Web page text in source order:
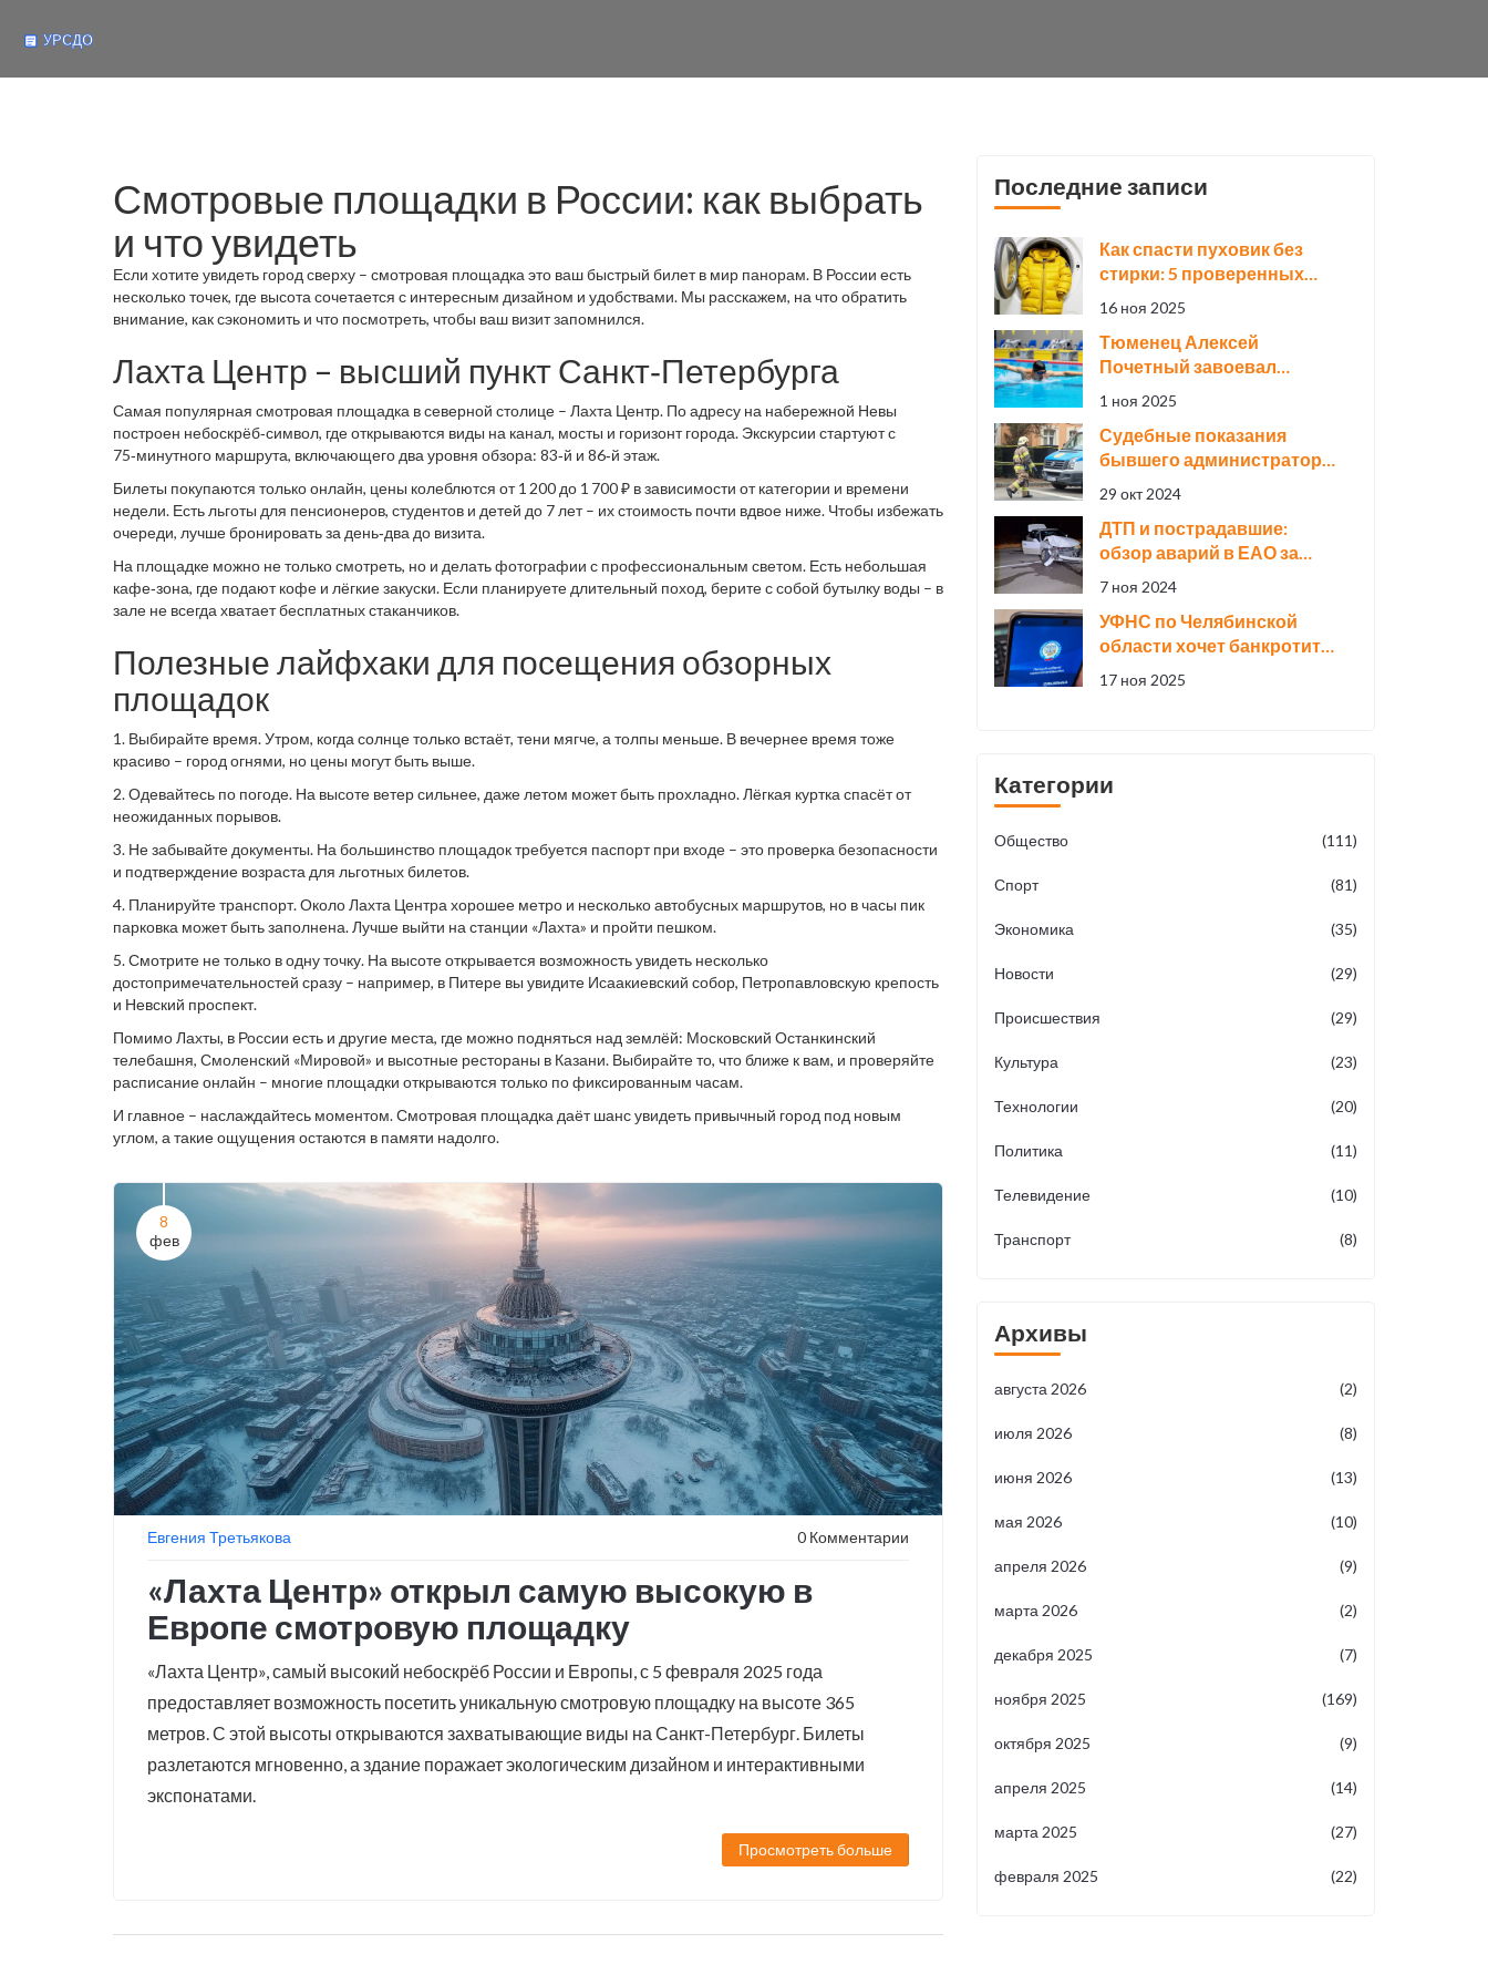
Смотровые площадки в России: как выбрать
и что увидеть
Если хотите увидеть город сверху – смотровая площадка это ваш быстрый билет в мир панорам. В России есть
несколько точек, где высота сочетается с интересным дизайном и удобствами. Мы расскажем, на что обратить
внимание, как сэкономить и что посмотреть, чтобы ваш визит запомнился.
Лахта Центр – высший пункт Санкт‑Петербурга
Самая популярная смотровая площадка в северной столице – Лахта Центр. По адресу на набережной Невы
построен небоскрёб‑символ, где открываются виды на канал, мосты и горизонт города. Экскурсии стартуют с
75‑минутного маршрута, включающего два уровня обзора: 83‑й и 86‑й этаж.
Билеты покупаются только онлайн, цены колеблются от 1 200 до 1 700 ₽ в зависимости от категории и времени
недели. Есть льготы для пенсионеров, студентов и детей до 7 лет – их стоимость почти вдвое ниже. Чтобы избежать
очереди, лучше бронировать за день‑два до визита.
На площадке можно не только смотреть, но и делать фотографии с профессиональным светом. Есть небольшая
кафе‑зона, где подают кофе и лёгкие закуски. Если планируете длительный поход, берите с собой бутылку воды – в
зале не всегда хватает бесплатных стаканчиков.
Полезные лайфхаки для посещения обзорных
площадок
1. Выбирайте время. Утром, когда солнце только встаёт, тени мягче, а толпы меньше. В вечернее время тоже
красиво – город огнями, но цены могут быть выше.
2. Одевайтесь по погоде. На высоте ветер сильнее, даже летом может быть прохладно. Лёгкая куртка спасёт от
неожиданных порывов.
3. Не забывайте документы. На большинство площадок требуется паспорт при входе – это проверка безопасности
и подтверждение возраста для льготных билетов.
4. Планируйте транспорт. Около Лахта Центра хорошее метро и несколько автобусных маршрутов, но в часы пик
парковка может быть заполнена. Лучше выйти на станции «Лахта» и пройти пешком.
5. Смотрите не только в одну точку. На высоте открывается возможность увидеть несколько
достопримечательностей сразу – например, в Питере вы увидите Исаакиевский собор, Петропавловскую крепость
и Невский проспект.
Помимо Лахты, в России есть и другие места, где можно подняться над землёй: Московский Останкинский
телебашня, Смоленский «Мировой» и высотные рестораны в Казани. Выбирайте то, что ближе к вам, и проверяйте
расписание онлайн – многие площадки открываются только по фиксированным часам.
И главное – наслаждайтесь моментом. Смотровая площадка даёт шанс увидеть привычный город под новым
углом, а такие ощущения остаются в памяти надолго.
8
фев
Евгения Третьякова 0 Комментарии
«Лахта Центр» открыл самую высокую в
Европе смотровую площадку
«Лахта Центр», самый высокий небоскрёб России и Европы, с 5 февраля 2025 года
предоставляет возможность посетить уникальную смотровую площадку на высоте 365
метров. С этой высоты открываются захватывающие виды на Санкт-Петербург. Билеты
разлетаются мгновенно, а здание поражает экологическим дизайном и интерактивными
экспонатами.
Просмотреть больше
Последние записи
Как спасти пуховик без
стирки: 5 проверенных
способов и ошибки,
16 ноя 2025
Тюменец Алексей
Почетный завоевал
четыре золота на
соревнованиях по
плаванию в Калининграде
1 ноя 2025
Судебные показания
бывшего администратора
общежития в деле о
человек
29 окт 2024
ДТП и пострадавшие:
обзор аварий в ЕАО за
ноябрьские праздники
7 ноя 2024
УФНС по Челябинской
области хочет банкротить
«Новаполимер» за 723,5
17 ноя 2025
Категории
Общество (111)
Спорт (81)
Экономика (35)
Новости (29)
Происшествия (29)
Культура (23)
Технологии (20)
Политика (11)
Телевидение (10)
Транспорт (8)
Архивы
августа 2026 (2)
июля 2026 (8)
июня 2026 (13)
мая 2026 (10)
апреля 2026 (9)
марта 2026 (2)
декабря 2025 (7)
ноября 2025 (169)
октября 2025 (9)
апреля 2025 (14)
марта 2025 (27)
февраля 2025 (22)